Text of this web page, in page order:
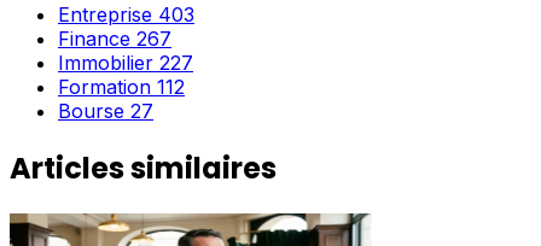
Entreprise 403
Finance 267
Immobilier 227
Formation 112
Bourse 27
Articles similaires